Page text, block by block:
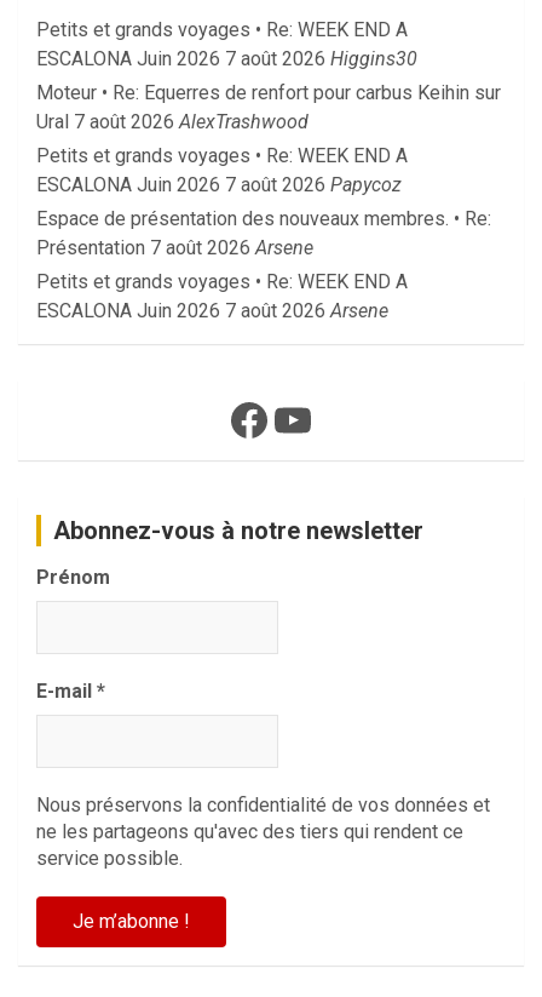
Petits et grands voyages • Re: WEEK END A
ESCALONA Juin 2026 7 août 2026 Higgins30
Moteur • Re: Equerres de renfort pour carbus Keihin sur
Ural 7 août 2026 AlexTrashwood
Petits et grands voyages • Re: WEEK END A
ESCALONA Juin 2026 7 août 2026 Papycoz
Espace de présentation des nouveaux membres. • Re:
Présentation 7 août 2026 Arsene
Petits et grands voyages • Re: WEEK END A
ESCALONA Juin 2026 7 août 2026 Arsene
Facebook
YouTube
Abonnez-vous à notre newsletter
Prénom
E-mail *
Nous préservons la confidentialité de vos données et
ne les partageons qu'avec des tiers qui rendent ce
service possible.